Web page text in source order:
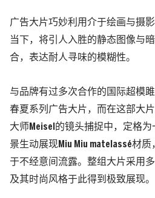
广告大片巧妙利用介于绘画与摄
当下，将引人入胜的静态图像与
合，表达耐人寻味的模糊性。
与品牌有过多次合作的国际超模
春夏系列广告大片，而在这部大
大师Meisel的镜头捕捉中，定格
景生动展现Miu Miu matelassé材
于不经意间流露。整组大片采用
及其时尚风格于此得到极致展现。